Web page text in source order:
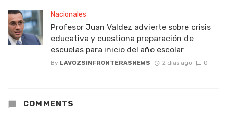
Nacionales
Profesor Juan Valdez advierte sobre crisis
educativa y cuestiona preparación de
escuelas para inicio del año escolar
By LAVOZSINFRONTERASNEWS 2 días ago 0
COMMENTS